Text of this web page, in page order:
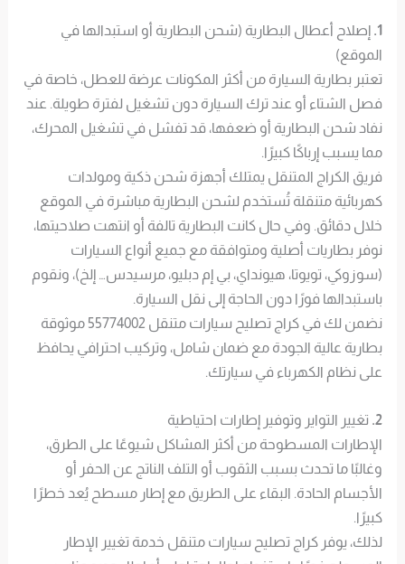
1. إصلاح أعطال البطارية (شحن البطارية أو استبدالها في
الموقع)
تعتبر بطارية السيارة من أكثر المكونات عرضة للعطل، خاصة في
فصل الشتاء أو عند ترك السيارة دون تشغيل لفترة طويلة. عند
نفاد شحن البطارية أو ضعفها، قد تفشل في تشغيل المحرك،
مما يسبب إرباكًا كبيرًا.
فريق الكراج المتنقل يمتلك أجهزة شحن ذكية ومولدات
كهربائية متنقلة تُستخدم لشحن البطارية مباشرة في الموقع
خلال دقائق. وفي حال كانت البطارية تالفة أو انتهت صلاحيتها،
نوفر بطاريات أصلية ومتوافقة مع جميع أنواع السيارات
(سوزوكي، تويوتا، هيونداي، بي إم دبليو، مرسيدس… إلخ)، ونقوم
باستبدالها فورًا دون الحاجة إلى نقل السيارة.
نضمن لك في كراج تصليح سيارات متنقل 55774002 موثوقة
بطارية عالية الجودة مع ضمان شامل، وتركيب احترافي يحافظ
على نظام الكهرباء في سيارتك.
2. تغيير التواير وتوفير إطارات احتياطية
الإطارات المسطوحة من أكثر المشاكل شيوعًا على الطرق،
وغالبًا ما تحدث بسبب الثقوب أو التلف الناتج عن الحفر أو
الأجسام الحادة. البقاء على الطريق مع إطار مسطح يُعد خطرًا
كبيرًا.
لذلك، يوفر كراج تصليح سيارات متنقل خدمة تغيير الإطار